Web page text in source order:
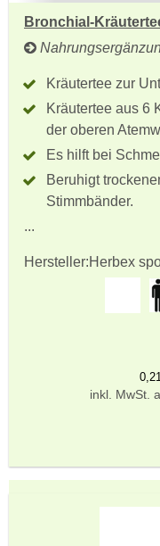
Bronchial-
Kräutertee zur
Kräutertee aus 6
der oberen
Es hilft bei
Beruhigt
Stimmbänder.
...
Hersteller:Herbex
inkl. MwSt.